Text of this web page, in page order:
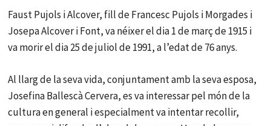
Faust Pujols i Alcover, fill de Francesc Pujols i Morgades i
Josepa Alcover i Font, va néixer el dia 1 de març de 1915 i
va morir el dia 25 de juliol de 1991, a l’edat de 76 anys.
Al llarg de la seva vida, conjuntament amb la seva esposa,
Josefina Ballescà Cervera, es va interessar pel món de la
cultura en general i especialment va intentar recollir,